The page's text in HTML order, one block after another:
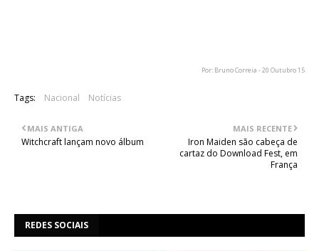
Por: Bruno Correia - 20 Outubro 15
Tags: Nacional Notícias
MAIS RECENTE
Iron Maiden são cabeça de
cartaz do Download Fest, em
França
MAIS ANTIGA
Witchcraft lançam novo álbum
REDES SOCIAIS